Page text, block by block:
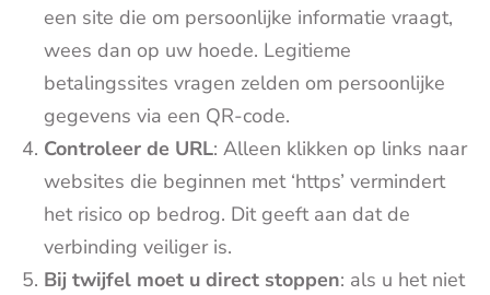
een site die om persoonlijke informatie vraagt,
wees dan op uw hoede. Legitieme
betalingssites vragen zelden om persoonlijke
gegevens via een QR-code.
Controleer de URL: Alleen klikken op links naar
websites die beginnen met ‘https’ vermindert
het risico op bedrog. Dit geeft aan dat de
verbinding veiliger is.
Bij twijfel moet u direct stoppen: als u het niet